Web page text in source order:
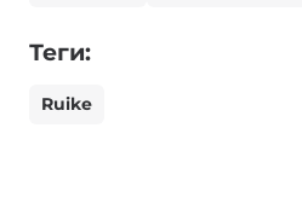
Теги:
Ruike